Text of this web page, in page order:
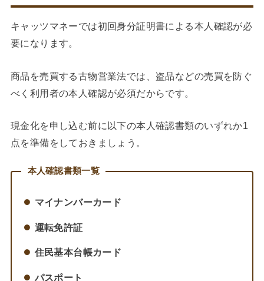
キャッツマネーでは初回身分証明書による本人確認が必
要になります。
商品を売買する古物営業法では、盗品などの売買を防ぐ
べく利用者の本人確認が必須だからです。
現金化を申し込む前に以下の本人確認書類のいずれか1
点を準備をしておきましょう。
本人確認書類一覧
マイナンバーカード
運転免許証
住民基本台帳カード
パスポート